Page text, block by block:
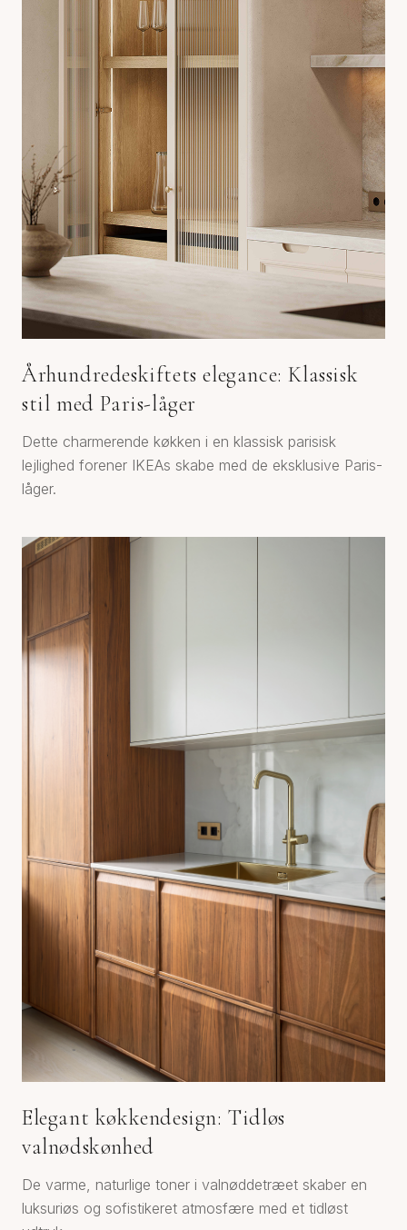
Århundredeskiftets elegance: Klassisk
stil med Paris-låger
Dette charmerende køkken i en klassisk parisisk
lejlighed forener IKEAs skabe med de eksklusive Paris-
låger.
Elegant køkkendesign: Tidløs
valnødskønhed
De varme, naturlige toner i valnøddetræet skaber en
luksuriøs og sofistikeret atmosfære med et tidløst